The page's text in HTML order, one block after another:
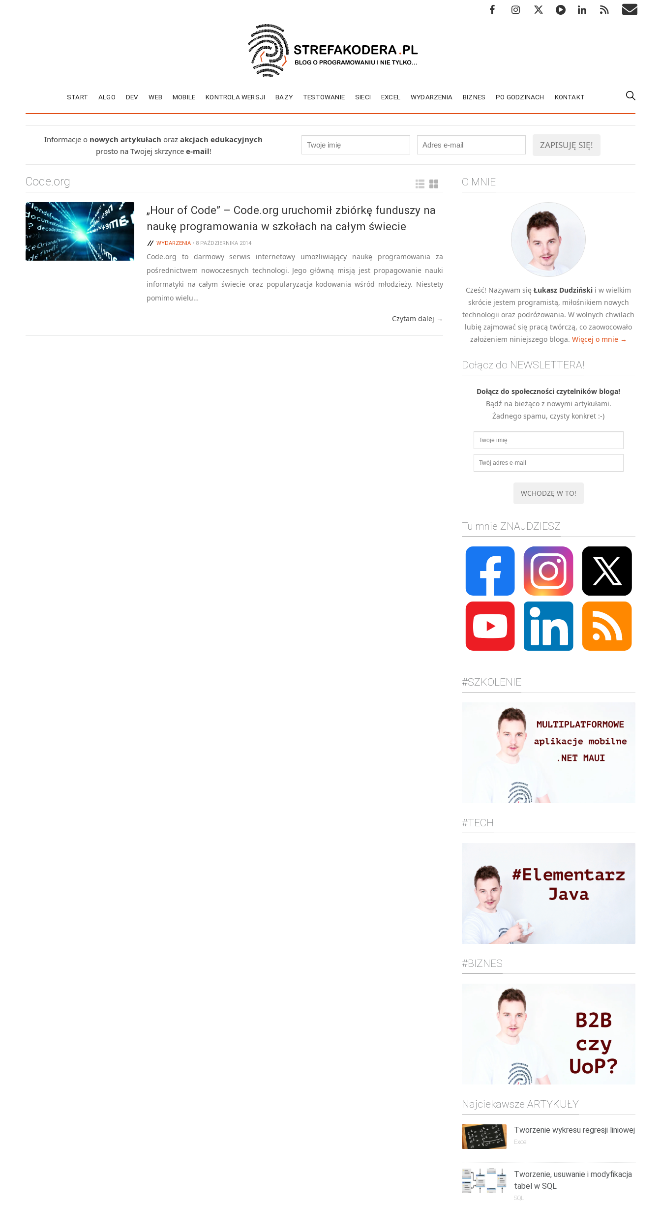
START ALGO DEV WEB MOBILE KONTROLA WERSJI BAZY TESTOWANIE SIECI EXCEL WYDARZENIA BIZNES PO GODZINACH KONTAKT
Informacje o nowych artykułach oraz akcjach edukacyjnych
prosto na Twojej skrzynce e-mail!
Code.org
„Hour of Code” – Code.org uruchomił zbiórkę funduszy na
naukę programowania w szkołach na całym świecie
WYDARZENIA• 8 PAŹDZIERNIKA 2014
Code.org to darmowy serwis internetowy umożliwiający naukę programowania za
pośrednictwem nowoczesnych technologi. Jego główną misją jest propagowanie nauki
informatyki na całym świecie oraz popularyzacja kodowania wśród młodzieży. Niestety
pomimo wielu…
Czytam dalej →
O MNIE
Cześć! Nazywam sięŁukasz Dudziński i w wielkim
skrócie jestem programistą, miłośnikiem nowych
technologii oraz podróżowania. W wolnych chwilach
lubię zajmować się pracą twórczą, co zaowocowało
założeniem niniejszego bloga. Więcej o mnie →
Dołącz do NEWSLETTERA!
Dołącz do społeczności czytelników bloga!
Bądź na bieżąco z nowymi artykułami.
Żadnego spamu, czysty konkret :-)
Tu mnie ZNAJDZIESZ
#SZKOLENIE
#TECH
#BIZNES
Najciekawsze ARTYKUŁY
Tworzenie wykresu regresji liniowej
Excel
Tworzenie, usuwanie i modyfikacja
tabel w SQL
SQL